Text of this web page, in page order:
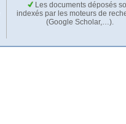
Les documents déposés
indexés par les moteurs de
(Google Scholar,…).